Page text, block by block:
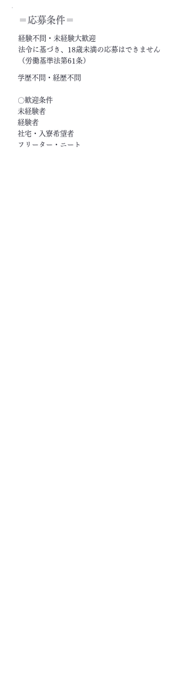
＝応募条件＝
経験不問・未経験大歓迎
法令に基づき、18歳未満の応募はできません
（労働基準法第61条）
学歴不問・経歴不問
〇歓迎条件
未経験者
経験者
社宅・入寮希望者
フリーター・ニート